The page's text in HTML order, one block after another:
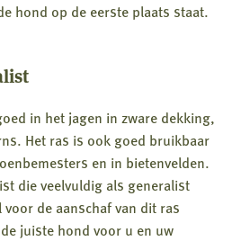
hond op de eerste plaats staat.
in het jagen in zware dekking,
Het ras is ook goed bruikbaar
en in bietenvelden.
die veelvuldig als generalist
de aanschaf van dit ras
juiste hond voor u en uw